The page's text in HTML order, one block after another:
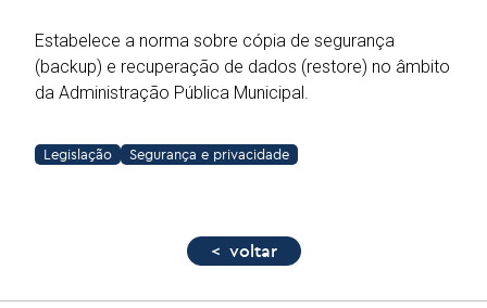
Estabelece a norma sobre cópia de segurança
(backup) e recuperação de dados (restore) no âmbito
da Administração Pública Municipal.
Legislação Segurança e privacidade
< voltar